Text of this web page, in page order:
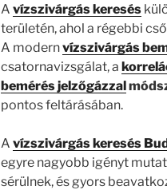
A vízszivárgás keresés
területén, ahol a régebbi
A modernvízszivárgás
csatornavizsgálat, a
bemérés jelzőgázzal
pontos feltárásában.
A vízszivárgás keresés
egyre nagyobb igényt
sérülnek, és gyors